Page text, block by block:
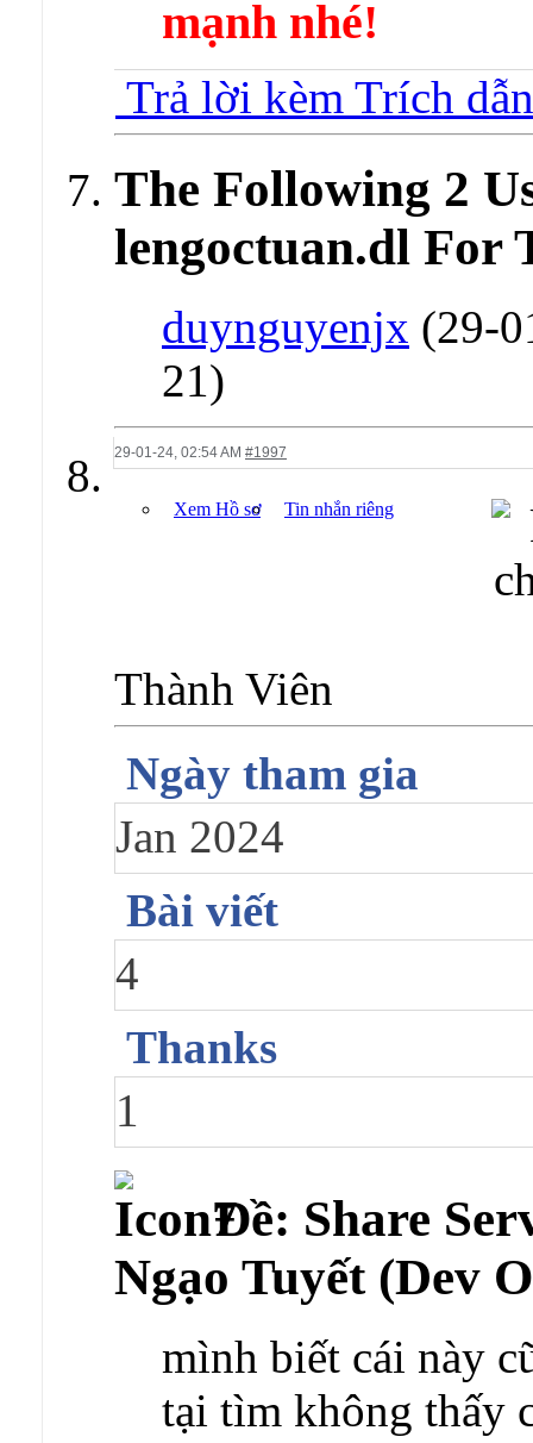
mạnh nhé!
Trả lời kèm Trích dẫn
The Following 2
lengoctuan.dl For
duynguyenjx (29-
21)
29-01-24, 02:54 AM #1997
Xem Hồ sơ Tin nhắn riêng
Thành Viên
Ngày tham gia
Jan 2024
Bài viết
4
Thanks
1
Ðề: Share
Ngạo Tuyết (Dev
mình biết cái này
tại tìm không thấy